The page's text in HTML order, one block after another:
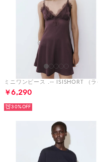
￥6,290
30%